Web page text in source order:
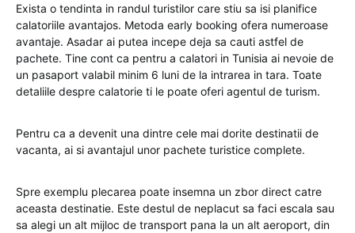
Exista o tendinta in randul turistilor care stiu sa isi planifice
calatoriile avantajos. Metoda early booking ofera numeroase
avantaje. Asadar ai putea incepe deja sa cauti astfel de
pachete. Tine cont ca pentru a calatori in Tunisia ai nevoie de
un pasaport valabil minim 6 luni de la intrarea in tara. Toate
detaliile despre calatorie ti le poate oferi agentul de turism.
Pentru ca a devenit una dintre cele mai dorite destinatii de
vacanta, ai si avantajul unor pachete turistice complete.
Spre exemplu plecarea poate insemna un zbor direct catre
aceasta destinatie. Este destul de neplacut sa faci escala sau
sa alegi un alt mijloc de transport pana la un alt aeroport, din